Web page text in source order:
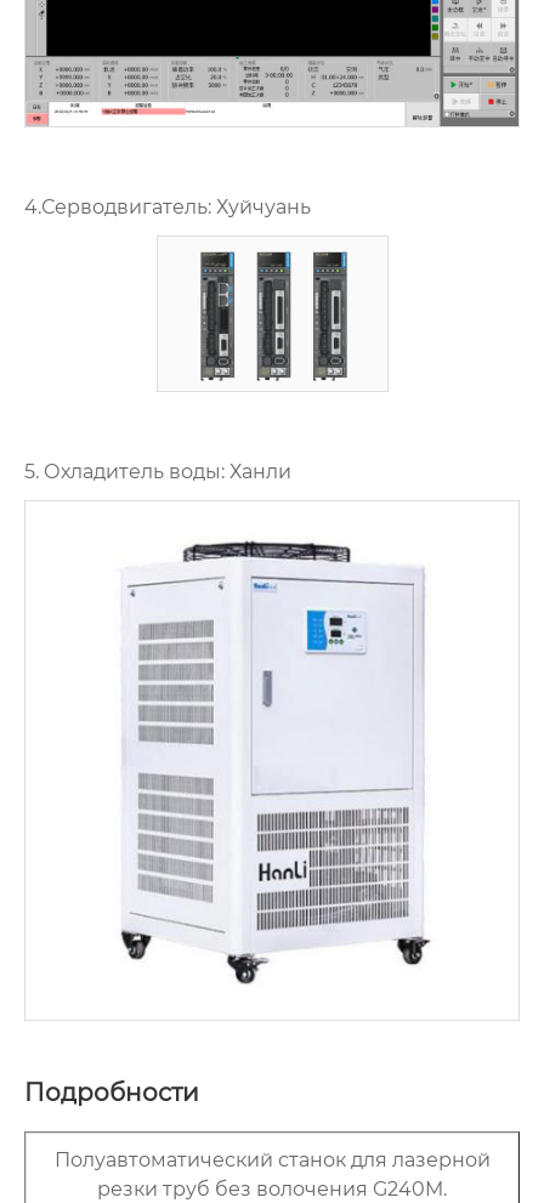
4.Серводвигатель: Хуйчуань
5. Охладитель воды: Ханли
Подробности
Полуавтоматический станок для лазерной
резки труб без волочения G240M.